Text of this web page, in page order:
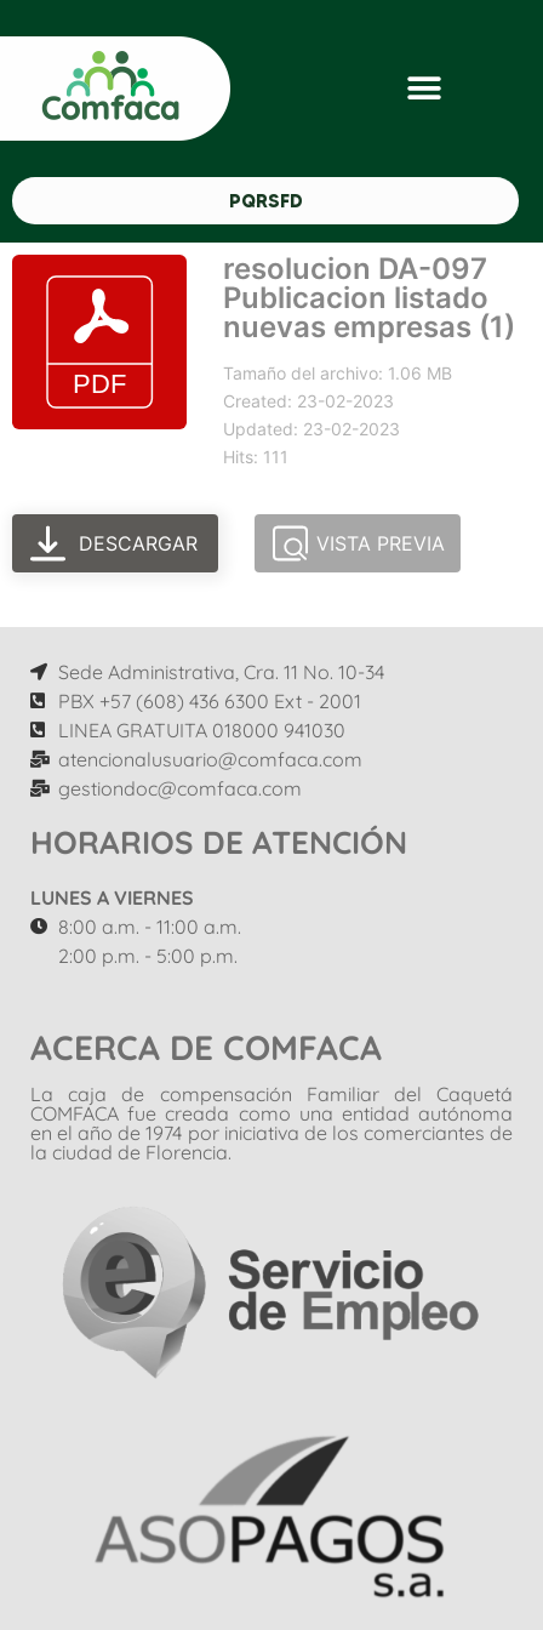
PQRSFD
resolucion DA-097
Publicacion listado
nuevas empresas (1)
Tamaño del archivo: 1.06 MB
Created: 23-02-2023
Updated: 23-02-2023
Hits: 111
DESCARGAR VISTA PREVIA
Sede Administrativa, Cra. 11 No. 10-34
PBX +57 (608) 436 6300 Ext - 2001
LINEA GRATUITA 018000 941030
atencionalusuario@comfaca.com
gestiondoc@comfaca.com
HORARIOS DE ATENCIÓN
LUNES A VIERNES
8:00 a.m. - 11:00 a.m.
2:00 p.m. - 5:00 p.m.
ACERCA DE COMFACA
La caja de compensación Familiar del Caquetá
COMFACA fue creada como una entidad autónoma
en el año de 1974 por iniciativa de los comerciantes de
la ciudad de Florencia.